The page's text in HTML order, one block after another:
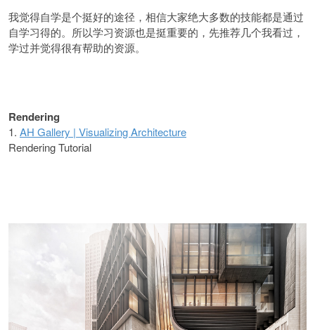
我觉得自学是个挺好的途径，相信大家绝大多数的技能都是通过
自学习得的。所以学习资源也是挺重要的，先推荐几个我看过，
学过并觉得很有帮助的资源。
Rendering
1. AH Gallery | Visualizing Architecture
Rendering Tutorial